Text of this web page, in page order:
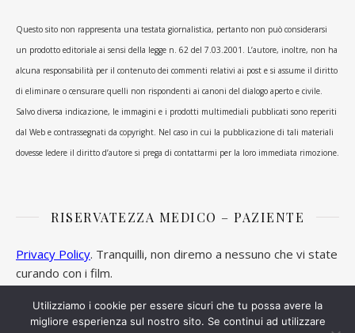
Questo sito non rappresenta una testata giornalistica, pertanto non può considerarsi
un prodotto editoriale ai sensi della legge n. 62 del 7.03.2001. L’autore, inoltre, non ha
alcuna responsabilità per il contenuto dei commenti relativi ai post e si assume il diritto
di eliminare o censurare quelli non rispondenti ai canoni del dialogo aperto e civile.
Salvo diversa indicazione, le immagini e i prodotti multimediali pubblicati sono reperiti
dal Web e contrassegnati da copyright. Nel caso in cui la pubblicazione di tali materiali
dovesse ledere il diritto d’autore si prega di contattarmi per la loro immediata rimozione.
RISERVATEZZA MEDICO – PAZIENTE
Privacy Policy. Tranquilli, non diremo a nessuno che vi state
curando con i film.
Utilizziamo i cookie per essere sicuri che tu possa avere la
migliore esperienza sul nostro sito. Se continui ad utilizzare